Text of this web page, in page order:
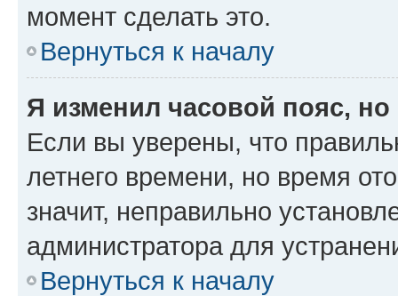
момент сделать это.
Вернуться к началу
Я изменил часовой пояс,
Если вы уверены, что
летнего времени, но время
значит, неправильно
администратора для
Вернуться к началу